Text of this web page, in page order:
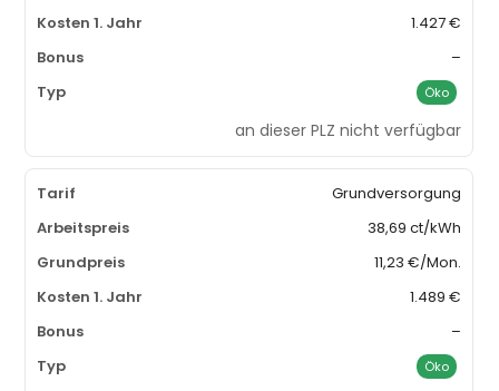
1.427 €
–
Öko
an dieser PLZ nicht verfügbar
Grundversorgung
38,69 ct/kWh
11,23 €/Mon.
1.489 €
–
Öko